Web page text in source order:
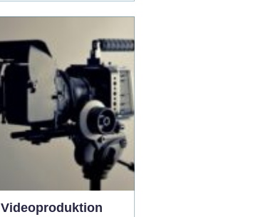
patienter ökar och
kraven på
dokumentation skärps,
blir ett genomtänkt
system avgörande för
både kvalitet och
arbetsmiljö. Ett bra04
Videoproduktion